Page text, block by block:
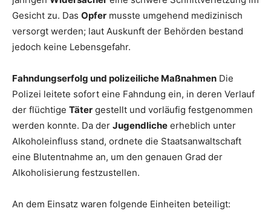
Gesicht zu. Das Opfer musste umgehend medizinisch
versorgt werden; laut Auskunft der Behörden bestand
jedoch keine Lebensgefahr.
Fahndungserfolg und polizeiliche Maßnahmen Die
Polizei leitete sofort eine Fahndung ein, in deren Verlauf
der flüchtige Täter gestellt und vorläufig festgenommen
werden konnte. Da der Jugendliche erheblich unter
Alkoholeinfluss stand, ordnete die Staatsanwaltschaft
eine Blutentnahme an, um den genauen Grad der
Alkoholisierung festzustellen.
An dem Einsatz waren folgende Einheiten beteiligt: